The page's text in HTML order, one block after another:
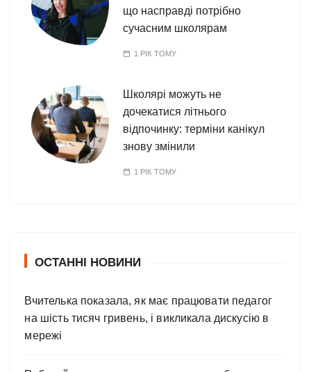
що насправді потрібно
сучасним школярам
1 РІК ТОМУ
Школярі можуть не
дочекатися літнього
відпочинку: терміни канікул
знову змінили
1 РІК ТОМУ
ОСТАННІ НОВИНИ
Вчителька показала, як має працювати педагог
на шість тисяч гривень, і викликала дискусію в
мережі